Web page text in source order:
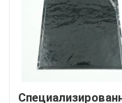
Случаи
Запросите цитату